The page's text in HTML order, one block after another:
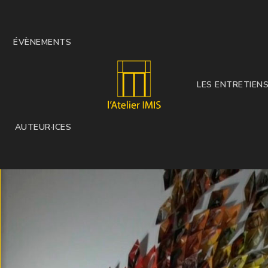
ÉVÈNEMENTS
AUTEUR·ICES
IMIS
LES